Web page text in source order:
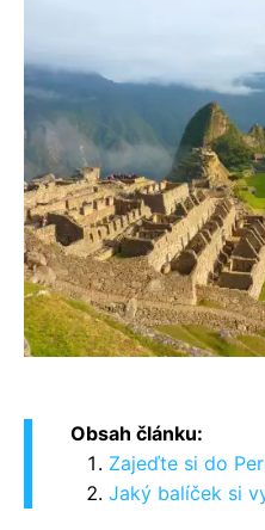
Obsah článku:
Zajeďte si do
Jaký balíček si